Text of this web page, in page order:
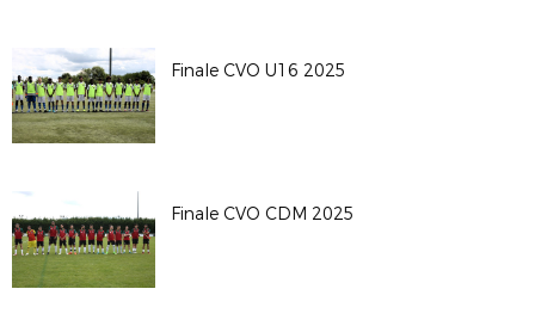
Finale CVO U16 2025
Finale CVO CDM 2025